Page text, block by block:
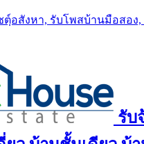
ตฺ์อสังหา, รับโพสบ้านมือสอง
รับ